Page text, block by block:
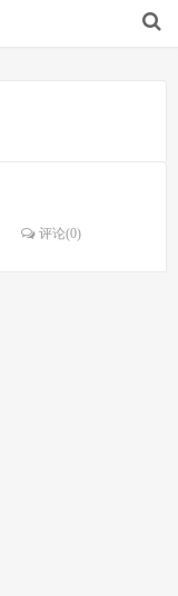
评论(0)